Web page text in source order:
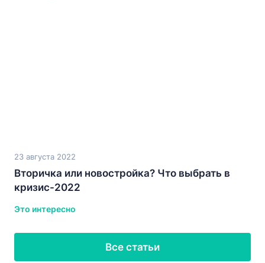
23 августа 2022
Вторичка или новостройка? Что выбрать в
кризис-2022
Это интересно
Все статьи